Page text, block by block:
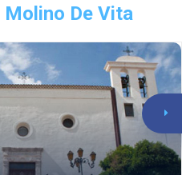
Molino De Vita